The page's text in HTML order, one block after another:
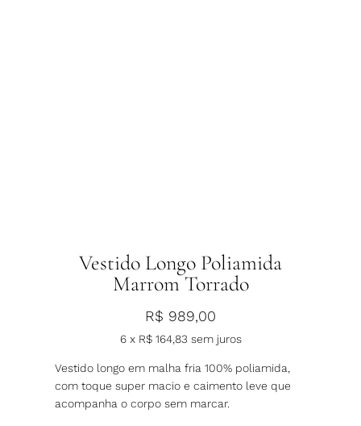
Vestido Longo Poliamida
Marrom Torrado
R$ 989,00
6 x R$164,83 sem juros
Vestido longo em malha fria 100% poliamida,
com toque super macio e caimento leve que
acompanha o corpo sem marcar.